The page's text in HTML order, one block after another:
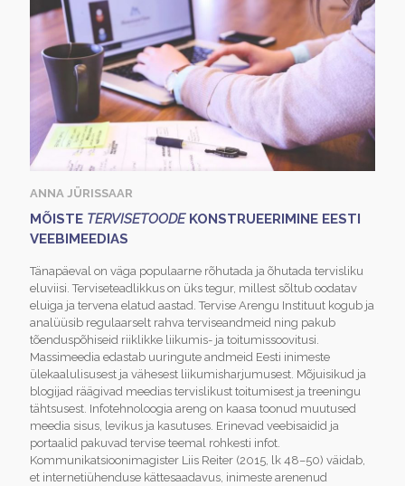
ANNA JÜRISSAAR
MÕISTE TERVISETOODEKONSTRUEERIMINE EESTI
VEEBIMEEDIAS
Tänapäeval on väga populaarne rõhutada ja õhutada tervisliku
eluviisi. Terviseteadlikkus on üks tegur, millest sõltub oodatav
eluiga ja tervena elatud aastad. Tervise Arengu Instituut kogub ja
analüüsib regulaarselt rahva terviseandmeid ning pakub
tõenduspõhiseid riiklikke liikumis- ja toitumissoovitusi.
Massimeedia edastab uuringute andmeid Eesti inimeste
ülekaalulisusest ja vähesest liikumisharjumusest. Mõjuisikud ja
blogijad räägivad meedias tervislikust toitumisest ja treeningu
tähtsusest. Infotehnoloogia areng on kaasa toonud muutused
meedia sisus, levikus ja kasutuses. Erinevad veebisaidid ja
portaalid pakuvad tervise teemal rohkesti infot.
Kommunikatsioonimagister Liis Reiter (2015, lk 48–50) väidab,
et internetiühenduse kättesaadavus, inimeste arenenud